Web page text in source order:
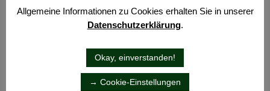
Allgemeine Informationen zu Cookies erhalten Sie in unserer
Datenschutzerklärung.
Okay, einverstanden!
→ Cookie-Einstellungen